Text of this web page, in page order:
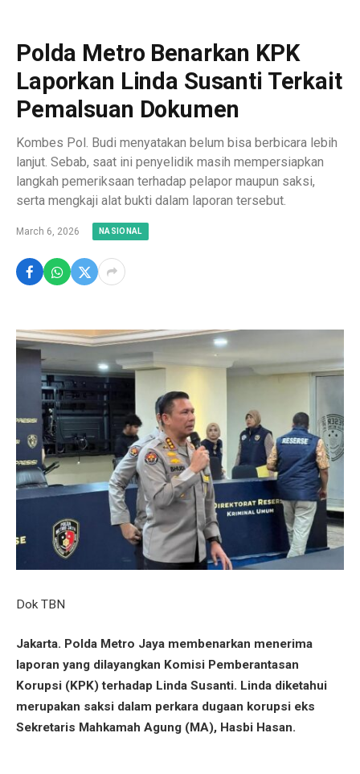
Polda Metro Benarkan KPK
Laporkan Linda Susanti Terkait
Pemalsuan Dokumen
Kombes Pol. Budi menyatakan belum bisa berbicara lebih
lanjut. Sebab, saat ini penyelidik masih mempersiapkan
langkah pemeriksaan terhadap pelapor maupun saksi,
serta mengkaji alat bukti dalam laporan tersebut.
March 6, 2026 NASIONAL
Dok TBN
Jakarta. Polda Metro Jaya membenarkan menerima
laporan yang dilayangkan Komisi Pemberantasan
Korupsi (KPK) terhadap Linda Susanti. Linda diketahui
merupakan saksi dalam perkara dugaan korupsi eks
Sekretaris Mahkamah Agung (MA), Hasbi Hasan.